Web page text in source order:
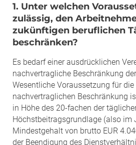
1. Unter welchen
zulässig, den
zukünftigen beruflichen
beschränken?
Es bedarf einer ausdrücklichen
nachvertragliche Beschränkung
Wesentliche Voraussetzung für
nachvertraglichen Beschränkung
in Höhe des 20-fachen der
Höchstbeitragsgrundlage (also im
Mindestgehalt von brutto EUR
der Beendigung des